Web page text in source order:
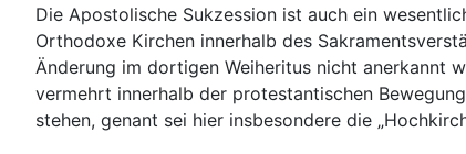
Die Apostolische Sukzession ist auch ein
Orthodoxe Kirchen innerhalb des
Änderung im dortigen Weiheritus nicht anerkannt
vermehrt innerhalb der protestantischen
stehen, genant sei hier insbesondere die